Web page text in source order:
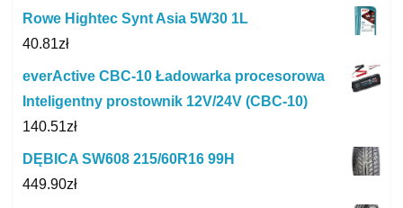
Rowe Hightec Synt Asia 5W30 1L
40.81zł
everActive CBC-10 Ładowarka procesorowa
Inteligentny prostownik 12V/24V (CBC-10)
140.51zł
DĘBICA SW608 215/60R16 99H
449.90zł